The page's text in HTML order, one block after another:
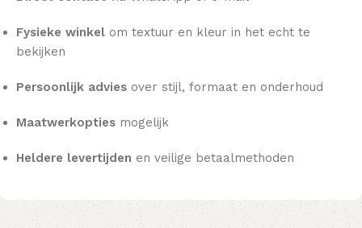
Fysieke winkel om textuur en kleur in het echt te
bekijken
Persoonlijk advies over stijl, formaat en onderhoud
Maatwerkopties mogelijk
Heldere levertijden en veilige betaalmethoden